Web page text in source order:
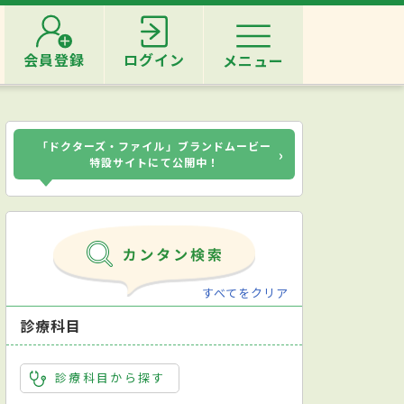
会員登録 ログイン メニュー
「ドクターズ・ファイル」ブランドムービー
特設サイトにて公開中！
›
すべてをクリア
診療科目
診療科目から探す